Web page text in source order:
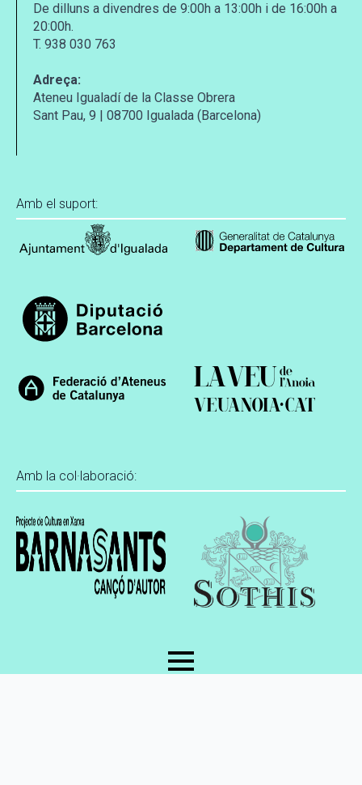
De dilluns a divendres de 9:00h a 13:00h i de 16:00h a
20:00h.
T. 938 030 763
Adreça:
Ateneu Igualadí de la Classe Obrera
Sant Pau, 9 | 08700 Igualada (Barcelona)
Amb el suport:
Amb la col·laboració: